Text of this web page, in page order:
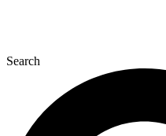
Search